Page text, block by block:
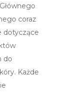
coraz
dotyczące
do
Każde